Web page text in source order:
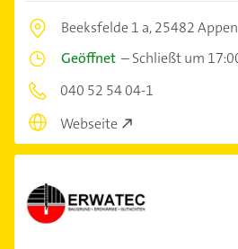
Beeksfelde 1 a,25482 Appen
Geöffnet –Schließt um
040 52 54 04-1
Webseite